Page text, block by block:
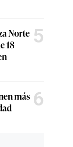
Norte
18
5
más 6